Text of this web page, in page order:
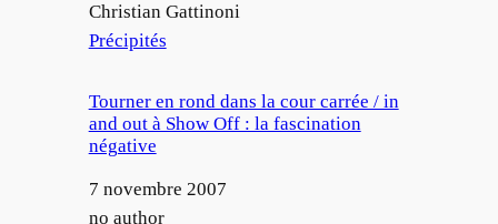
Auteur
Christian Gattinoni
Par rapport à
Précipités
Tourner en rond dans la cour carrée / in
and out à Show Off : la fascination
négative
Date
7 novembre 2007
Auteur
no author